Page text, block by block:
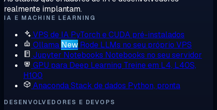
realmente implantam.
IA E MACHINE LEARNING
VPS de IA PyTorch e CUDA pré-instalados
Ollama New Rode LLMs no seu próprio VPS
Jupyter Notebooks Notebooks no seu servidor
GPU para Deep Learning Treine em L4, L40S,
H100
AnacondaStack de dados Python, pronta
DESENVOLVEDORES E DEVOPS